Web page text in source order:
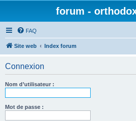
forum -
FAQ
Site web Index forum
Connexion
Nom d’utilisateur :
Mot de passe :